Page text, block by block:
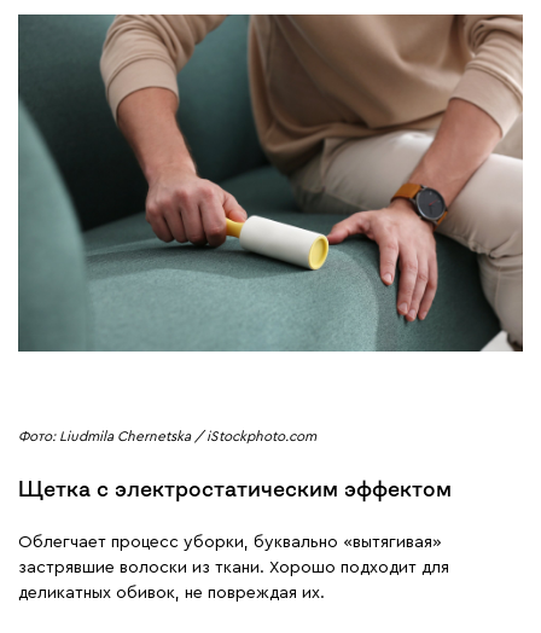
Фото: Liudmila Chernetska / iStockphoto.com
Щетка с электростатическим эффектом
Облегчает процесс уборки, буквально «вытягивая»
застрявшие волоски из ткани. Хорошо подходит для
деликатных обивок, не повреждая их.